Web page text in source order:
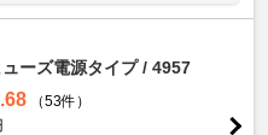
ーズ電源タイプ / 4957
（53件）